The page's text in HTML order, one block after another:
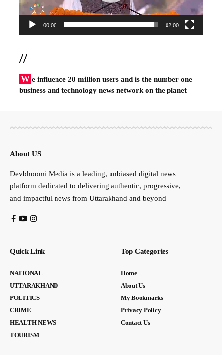
00:00 02:00
//
W e influence 20 million users and is the number one
business and technology news network on the planet
About US
Devbhoomi Media is a leading, unbiased digital news
platform dedicated to delivering authentic, progressive,
and impactful news from Uttarakhand and beyond.
Quick Link
NATIONAL
UTTARAKHAND
POLITICS
CRIME
HEALTH NEWS
TOURISM
Top Categories
Home
About Us
My Bookmarks
Privacy Policy
Contact Us